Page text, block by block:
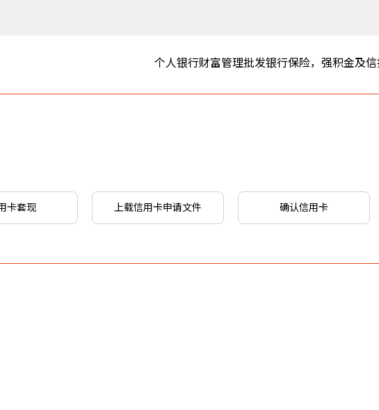
个人银行财富管理批发银行保险，强积金及信
卡套现 上载信用卡申请文件 确认信用卡